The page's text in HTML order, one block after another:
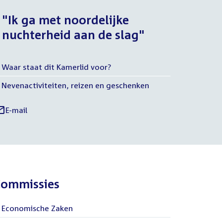
"Ik ga met noordelijke
nuchterheid aan de slag"
Waar staat dit Kamerlid voor?
Nevenactiviteiten, reizen en geschenken
E-mail
Economische Zaken